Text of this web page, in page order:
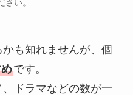
さい。
も知れませんが、個
です。
ドラマなどの数が一